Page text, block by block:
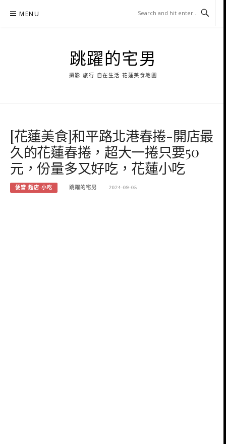
MENU
跳躍的宅男
攝影 旅行 自在生活 花蓮美食地圖
[花蓮美食]和平路北港春捲-開店最
久的花蓮春捲，超大一捲只要50
元，份量多又好吃，花蓮小吃
便當-麵店-小吃 跳躍的宅男 2024-09-05